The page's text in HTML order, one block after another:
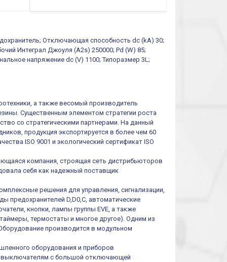
Отключающая способность dc (kA) 30;
Интеграл Джоуля (A2s) 250000; Pd (W) 85;
напряжение dc (V) 1100; Типоразмер 3L;
а также весомый производитель
Существенным элементом стратегии роста
со стратегическими партнерами. На данный
продукция экспортируется в более чем 60
ISO 9001 и экологический сертификат ISO
компания, строящая сеть дистрибьюторов
себя как надежный поставщик
решения для управления, сигнализации,
предохранителей D,D0,C, автоматические
кнопки, лампы группы EVE, а также
термостаты и многое другое). Одним из
производится в модульном
оборудования и приборов
выключателям с большой отключающей